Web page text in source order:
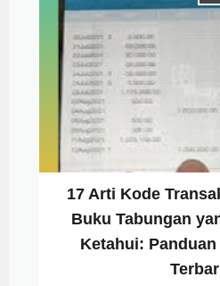
17 Arti Kode
Buku Tabungan
Ketahui: